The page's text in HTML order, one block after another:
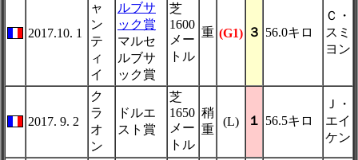
2017.10. 1
ャ
ン
テ
ィ
イ
ルブサ
ック賞
マルセ
ルブサ
ック賞
芝
1600
メー
トル
重 (G1) ３ 56.0キロ
Ｃ・
スミ
ヨン
2017. 9. 2
ク
ラ
オ
ン
ドルエ
スト賞
芝
1650
メー
トル
稍
重
(L) １ 56.5キロ
Ｊ・
エイ
ケン